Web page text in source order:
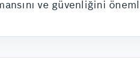
ve güvenliğini